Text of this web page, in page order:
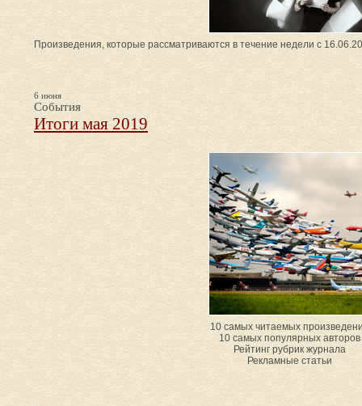
Произведения, которые рассматриваются в течение недели с
6 июня
События
Итоги мая 2019
10 самых читаемых
10 самых популярных авторов
Рейтинг рубрик журнала
Рекламные статьи